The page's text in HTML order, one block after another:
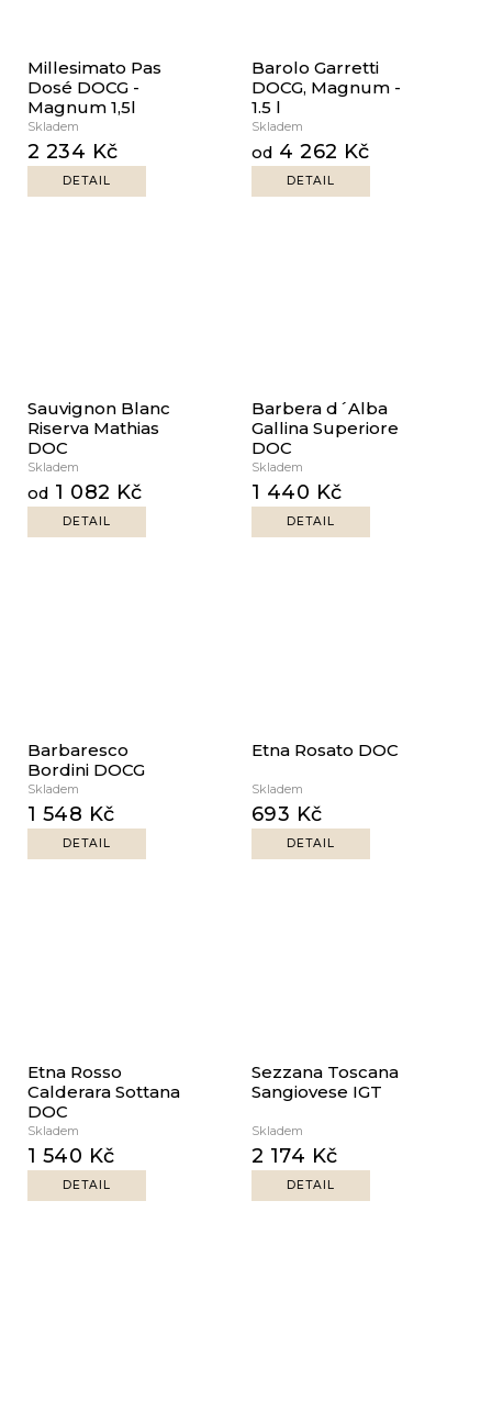
Millesimato Pas
Dosé DOCG -
Magnum 1,5l
Skladem
2 234 Kč
DETAIL
Barolo Garretti
DOCG, Magnum -
1.5 l
Skladem
od 4 262 Kč
DETAIL
Sauvignon Blanc
Riserva Mathias
DOC
Skladem
od 1 082 Kč
DETAIL
Barbera d´Alba
Gallina Superiore
DOC
Skladem
1 440 Kč
DETAIL
Barbaresco
Bordini DOCG
Skladem
1 548 Kč
DETAIL
Etna Rosato DOC
Skladem
693 Kč
DETAIL
Etna Rosso
Calderara Sottana
DOC
Skladem
1 540 Kč
DETAIL
Sezzana Toscana
Sangiovese IGT
Skladem
2 174 Kč
DETAIL